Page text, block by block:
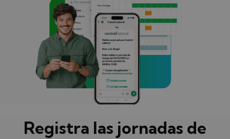
Registra las jornadas de